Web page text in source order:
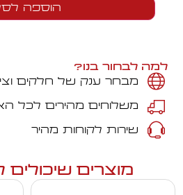
הוספה
למה לבחור בנו?
מבחר ענק של חלקים
משלוחים מהירים לכל
שירות לקוחות מהיר
מוצרים שיכולים